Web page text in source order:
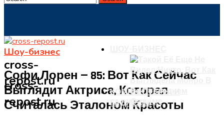
cross-
repost.ru
cross-
repost.ru
КОМПЬЮТЕРЫ И
ГАДЖЕТЫ
Шоу-бизнес
Софи Лорен — 85: Вот Как Сейчас
Выглядит Актриса, Которая
Считалась Эталоном Красоты